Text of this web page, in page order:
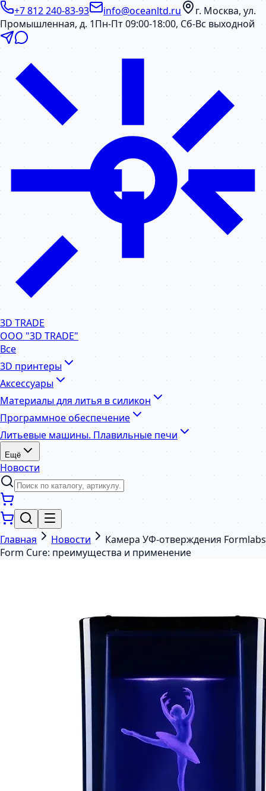
+7 812 240-83-93 info@oceanltd.ru
г. Москва, ул.
Промышленная, д. 1Пн-Пт 09:00-18:00, Сб-Вс выходной
3D TRADE
ООО "3D TRADE"
Все
3D принтеры
Аксессуары
Материалы для литья в силикон
Программное обеспечение
Литьевые машины. Плавильные печи
Ещё
Новости
Главная Новости
Камера УФ-отверждения Formlabs
Form Cure: преимущества и применение